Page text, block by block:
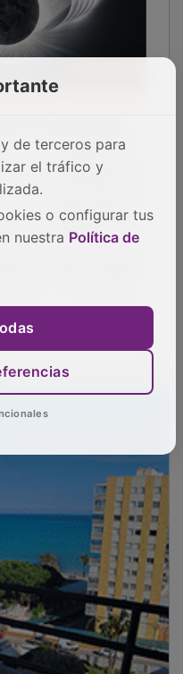
de terceros para
el tráfico y
o configurar tus
nuestra Política de